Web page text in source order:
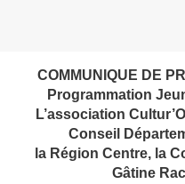
COMMUNIQUE DE
Programmation
L’association
Conseil
la Région Centre, la
Gâtine